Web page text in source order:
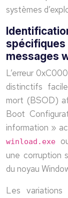
systèmes
spécifiques
messages
L’erreur
distinctifs
mort (BSOD)
Boot
information »
winload.exe
une corruption
du noyau
Les variations